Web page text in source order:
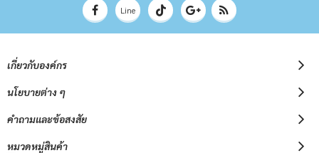
Line
เกี่ยวกับองค์กร
นโยบายต่าง ๆ
คำถามและข้อสงสัย
หมวดหมู่สินค้า